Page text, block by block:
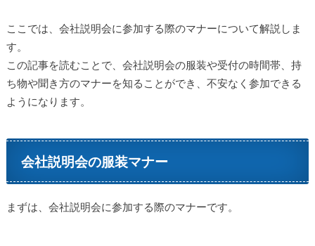
ここでは、会社説明会に参加する際のマナーについて解説しま
す。
この記事を読むことで、会社説明会の服装や受付の時間帯、持
ち物や聞き方のマナーを知ることができ、不安なく参加できる
ようになります。
会社説明会の服装マナー
まずは、会社説明会に参加する際のマナーです。